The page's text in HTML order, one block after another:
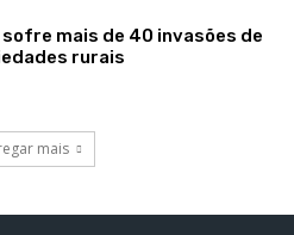
mais de 40 invasões de
rurais
mais